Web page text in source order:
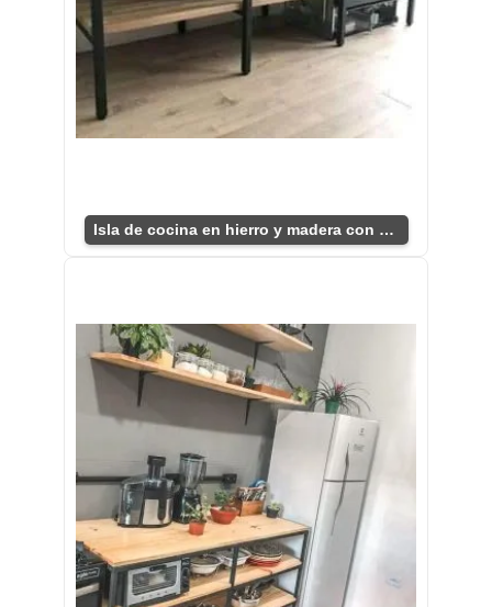
Isla de cocina en hierro y madera con estantes